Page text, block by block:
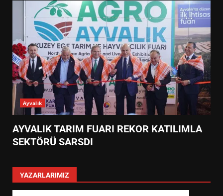
Ayvalık
AYVALIK TARIM FUARI REKOR KATILIMLA
SEKTÖRÜ SARSDI
YAZARLARIMIZ